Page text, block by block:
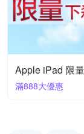
Apple iPad 限
滿888大優惠